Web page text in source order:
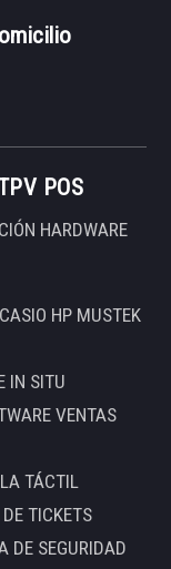
POS
HARDWARE
HP MUSTEK
IN SITU
VENTAS
TÁCTIL
TICKETS
DE SEGURIDAD